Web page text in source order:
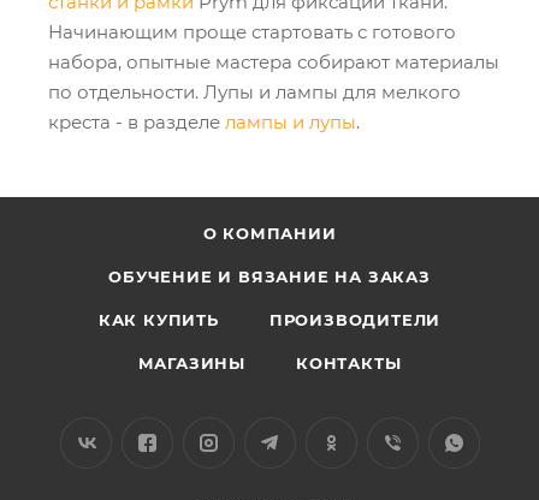
Начинающим проще стартовать с готового
набора, опытные мастера собирают материалы
по отдельности. Лупы и лампы для мелкого
креста - в разделе лампы и лупы.
О КОМПАНИИ
ОБУЧЕНИЕ И ВЯЗАНИЕ НА ЗАКАЗ
КАК КУПИТЬ ПРОИЗВОДИТЕЛИ
МАГАЗИНЫ КОНТАКТЫ